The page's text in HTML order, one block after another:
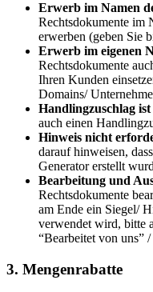
Erwerb im Namen
Rechtsdokumente im
erwerben (geben Sie
Erwerb im eigenen
Rechtsdokumente
Ihren Kunden
Domains/
Handlingzuschlag
auch einen
Hinweis nicht
darauf hinweisen,
Generator erstellt
Bearbeitung und
Rechtsdokumente
am Ende ein Siegel/
verwendet wird, bitte
“Bearbeitet von uns”
3. Mengenrabatte